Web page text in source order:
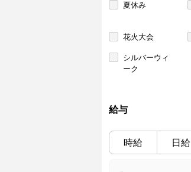
夏休み
花火大会
シルバーウィ
ーク
給与
時給 日給